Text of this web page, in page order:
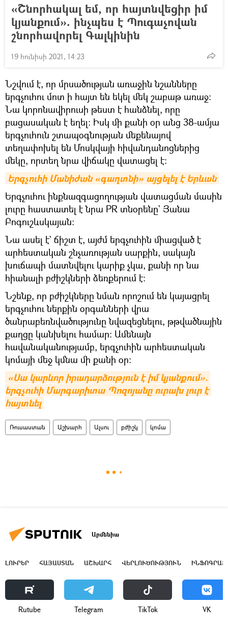
«Շնորհակալ եմ, որ հայտնվեցիր իմ
կյանքում». ինչպես է Պուգաչովան
շնորհավորել Գալկինին
19 հունիսի 2021, 14:23
Նշվում է, որ մրսածության առաջին նշանները
երգչուհու մոտ ի հայտ են եկել մեկ շաբաթ առաջ։
Նա կորոնավիրուսի թեստ է հանձնել, որը
բացասական է եղել։ Իսկ մի քանի օր անց 38-ամյա
երգչուհուն շտապօգնության մեքենայով
տեղափոխել են Մոսկվայի հիվանդանոցներից
մեկը, որտեղ նրա վիճակը վատացել է:
Երգչուհի Մանիժան «գաղտնի» այցելել է Երևան
Երգչուհու ինքնազգացողության վատացման մասին
լուրը հաստատել է նրա PR տնօրենը` Յանա
Բոգուշևսկայան։
Նա ասել է` ճիշտ է, այժմ երգչուհին միացված է
արհեստական շնչառության սարքին, սակայն
խուճապի մատնվելու կարիք չկա, քանի որ նա
հիանալի բժիշկների ձեռքերում է։
Նշենք, որ բժիշկները նման որոշում են կայացրել
երգչուհու ներքին օրգանների վրա
ծանրաբեռնվածությունը նվազեցնելու, թթվածնային
քաղցը կանխելու համար։ Ամենայն
հավանականությամբ, երգչուհին արհեստական
կոմայի մեջ կմնա մի քանի օր։
«Սա կարևոր իրադարձություն է իմ կյանքում».
երգչուհի Մարգարիտա Պոզոյանը ուրախ լուր է
հայտնել
Ռուսաստան Աշխարհ Ալսու բժիշկ կոմա
Արմենիա
ԼՈՒՐԵՐ ՀԱՅԱՍՏԱՆ ԱՇԽԱՐՀ ՎԵՐԼՈՒԾՈՒԹՅՈՒՆ
Rutube Telegram ТikТоk VK